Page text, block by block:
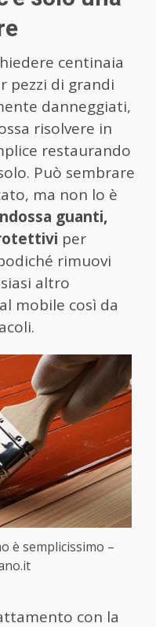
centinaia
pezzi di grandi
danneggiati,
risolvere in
restaurando
Può sembrare
ma non lo è
guanti,
per
rimuovi
altro
mobile così da
è semplicissimo –
con la